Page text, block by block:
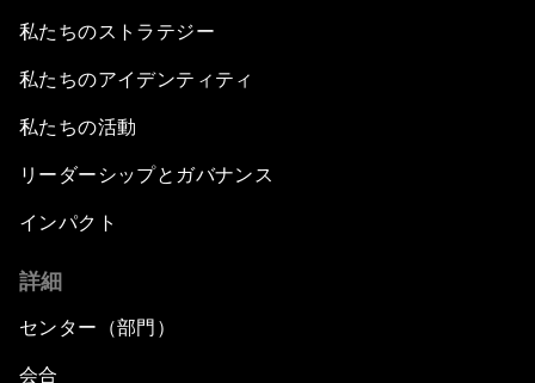
私たちのストラテジー
私たちのアイデンティティ
私たちの活動
リーダーシップとガバナンス
インパクト
詳細
センター（部門）
会合